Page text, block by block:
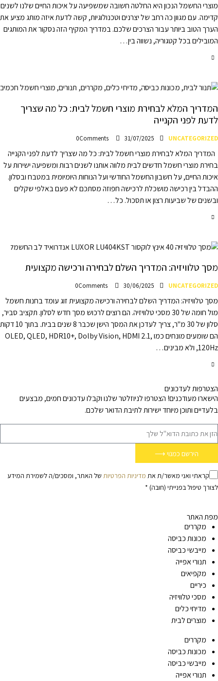
מוצרי החשמל הנכון היא החלטה חשובה שמשפיעה על איכות החיים שלנו לשנים
קדימה. עם מגוון כה רחב של יצרנים וטכנולוגיות, קשה לדעת איזה מותג מציע את
הערך הטוב ביותר עבור הצרכים שלכם. במדריך המקיף הזה נסקור את המותגים
המובילים בכל קטגוריה, נשווה בין…
המדריך המלא לבחירת מוצרי חשמל לבית: כל מה שצריך
לדעת לפני הקנייה
UNCATEGORIZED
31/07/2025
0Comments
המדריך המלא לבחירת מוצרי חשמל לבית: כל מה שצריך לדעת לפני הקנייה
בחירת מוצרי חשמל חדשים לבית מלווה אותנו לשנים רבות ומשפיעה ישירות על
איכות החיים, על חשבון החשמל החודשי ועל הנוחות היומיומית במטבח ובסלון.
ההבדל בין רכישה מושכלת לרכישה חפוזה מסתכם לא פעם באלפי שקלים
ובשנים של שביעות רצון או תסכול. כל…
מסך טלוויזיה: המדריך השלם לבחירה ורכישה מקצועית
UNCATEGORIZED
30/06/2025
0Comments
מסך טלוויזיה: המדריך השלם לבחירה ורכישה מקצועית זוג עומד בחנות חשמל
מול חומה של 30 מסכי טלוויזיה. הם רוצים לרכוש מסך חדש לסלון. תקציב סביר,
סלון של 30 מ"ר, צריך לעדכן את המסך הישן שכבר 8 שנים בבית. בתוך 10 דקות
הם שומעים מונחים כמו OLED, QLED, HDR10+, Dolby Vision, HDMI 2.1,
120Hz, ולא מבינים…
הצטרפות לעדכונים
הישארו מעודכנים! הצטרפו לניוזלטר שלנו וקבלו עדכונים חמים, מבצעים
בלעדיים ותוכן מיוחד ישירות לתיבת הדואר שלכם.
הירשם כמנוי ⟶
קראתי ואני מאשר/ת את מדיניות הפרטיות של האתר, ומסכים/ה לשמירת המידע
לצורך טיפול בפנייתי (חובה) *
מפת האתר
מקררים
מכונות כביסה
מייבשי כביסה
תנורי אפייה
מקפיאים
כיריים
מסכי טלוויזיה
מדיחי כלים
מוצרים לבית
מקררים
מכונות כביסה
מייבשי כביסה
תנורי אפייה